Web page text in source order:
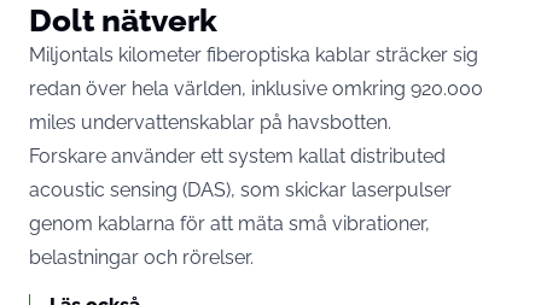
Dolt nätverk
Miljontals kilometer fiberoptiska kablar sträcker sig
redan över hela världen, inklusive omkring 920.000
miles undervattenskablar på havsbotten.
Forskare använder ett system kallat distributed
acoustic sensing (DAS), som skickar laserpulser
genom kablarna för att mäta små vibrationer,
belastningar och rörelser.